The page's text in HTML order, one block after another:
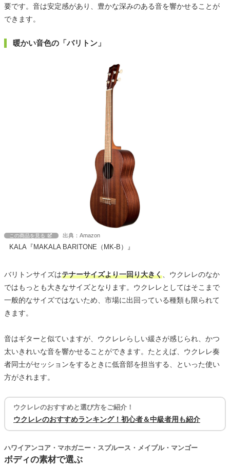
要です。音は安定感があり、豊かな深みのある音を響かせることが
できます。
暖かい音色の「バリトン」
この商品を見る 出典：Amazon
KALA『MAKALA BARITONE（MK-B）』
バリトンサイズはテナーサイズより一回り大きく 、ウクレレのなか
ではもっとも大きなサイズとなります。ウクレレとしてはそこまで
一般的なサイズではないため、市場に出回っている種類も限られて
きます。
音はギターと似ていますが、ウクレレらしい緩さが感じられ、かつ
太いきれいな音を響かせることができます。たとえば、ウクレレ奏
者同士がセッションをするときに低音部を担当する、といった使い
方がされます。
ウクレレのおすすめと選び方をご紹介！
ウクレレのおすすめランキング！初心者＆中級者用も紹介
ボディの素材で選ぶ
ハワイアンコア・マホガニー・スプルース・メイプル・マンゴー